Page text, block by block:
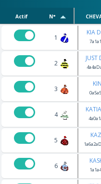
Actif N°
1
KIA
2
JUST
3
4
5
6